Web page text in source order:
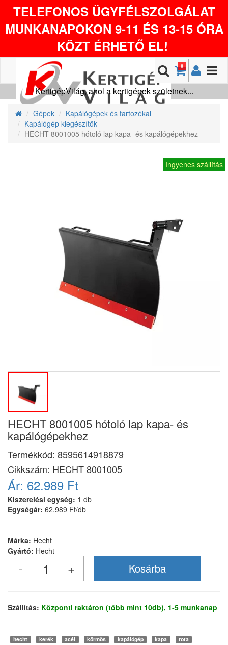
TELEFONOS ÜGYFÉLSZOLGÁLAT
MUNKANAPOKON 9-11 ÉS 13-15 ÓRA
KÖZT ÉRHETŐ EL!
0
KertigépVilág, ahol a kertigépek születnek...
Gépek
Kapálógépek és tartozékai
Kapálógép kiegészítők
HECHT 8001005 hótoló lap kapa- és kapálógépekhez
Ingyenes szállítás
HECHT 8001005 hótoló lap kapa- és
kapálógépekhez
Termékkód: 8595614918879
Cikkszám: HECHT 8001005
Ár: 62.989 Ft
Kiszerelési egység: 1 db
Egységár: 62.989 Ft/db
Márka: Hecht
Gyártó: Hecht
Szállítás: Központi raktáron (több mint 10db), 1-5 munkanap
hecht kerék acél körmös kapálógép kapa
rota